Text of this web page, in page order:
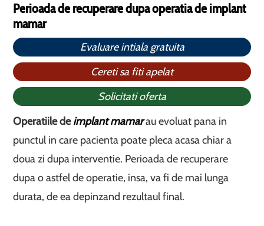
Perioada de recuperare dupa operatia de implant
mamar
Evaluare intiala gratuita
Cereti sa fiti apelat
Solicitati oferta
Operatiile deimplant mamarau evoluat pana in
punctul in care pacienta poate pleca acasa chiar a
doua zi dupa interventie. Perioada de recuperare
dupa o astfel de operatie, insa, va fi de mai lunga
durata, de ea depinzand rezultaul final.